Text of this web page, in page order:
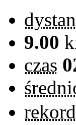
9.00
czas
rekord